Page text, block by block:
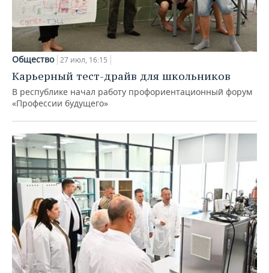
Общество 27 июл, 16:15
Карьерный тест-драйв для школьников
В республике начал работу профориентационный форум
«Профессии будущего»